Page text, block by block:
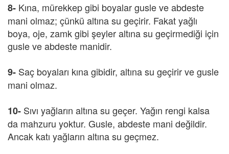
8- Kına, mürekkep gibi boyalar gusle ve abdeste
mani olmaz; çünkü altına su geçirir. Fakat yağlı
boya, oje, zamk gibi şeyler altına su geçirmediği için
gusle ve abdeste manidir.
9- Saç boyaları kına gibidir, altına su geçirir ve gusle
mani olmaz.
10- Sıvı yağların altına su geçer. Yağın rengi kalsa
da mahzuru yoktur. Gusle, abdeste mani değildir.
Ancak katı yağların altına su geçmez.